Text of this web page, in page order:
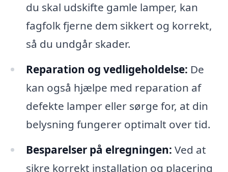
du skal udskifte gamle lamper, kan
fagfolk fjerne dem sikkert og korrekt,
så du undgår skader.
Reparation og vedligeholdelse: De
kan også hjælpe med reparation af
defekte lamper eller sørge for, at din
belysning fungerer optimalt over tid.
Besparelser på elregningen: Ved at
sikre korrekt installation og placering